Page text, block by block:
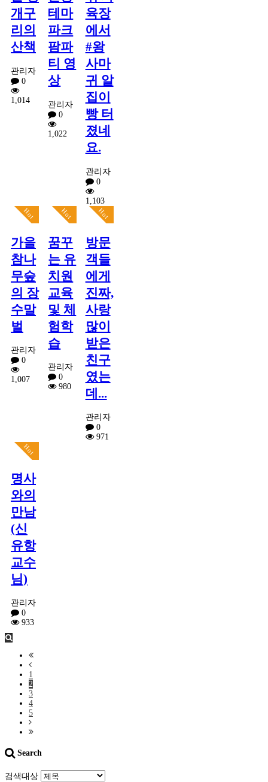
개구
리의
산책
관리자
0
1,014
테마
파크
팜파
티 영
상
관리자
0
1,022
육장
에서
#왕
사마
귀 알
집이
빵 터
졌네
요.
관리자
0
1,103
Hot
가을
참나
무숲
의 장
수말
벌
관리자
0
1,007
Hot
꿈꾸
는 유
치원
교육
및 체
험학
습
관리자
0
980
Hot
방문
객들
에게
진짜,
사랑
많이
받은
친구
였는
데...
관리자
0
971
Hot
명사
와의
만남
(신
유항
교수
님)
관리자
0
933
1
2
3
4
5
Search
검색대상